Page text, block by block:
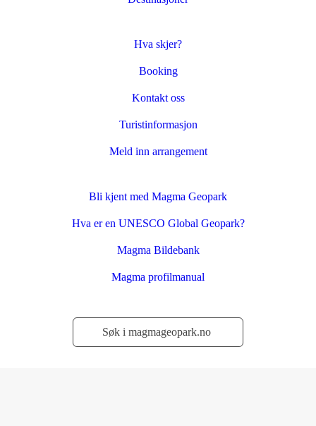
Hva skjer?
Booking
Kontakt oss
Turistinformasjon
Meld inn arrangement
Bli kjent med Magma Geopark
Hva er en UNESCO Global Geopark?
Magma Bildebank
Magma profilmanual
Søk